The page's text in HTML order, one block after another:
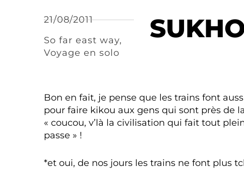
21/08/2011
So far east way,
Voyage en solo
Bon en fait, je pense que les trains font
pour faire kikou aux gens qui sont près de
« coucou, v’là la civilisation qui fait tout
passe » !
*et oui, de nos jours les trains ne font plus